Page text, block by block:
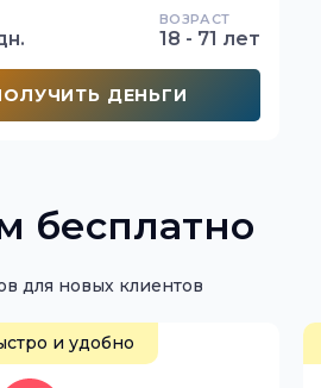
ВОЗРАСТ
18 - 71 лет
ДЕНЬГИ
бесплатно
для новых клиентов
и удобно